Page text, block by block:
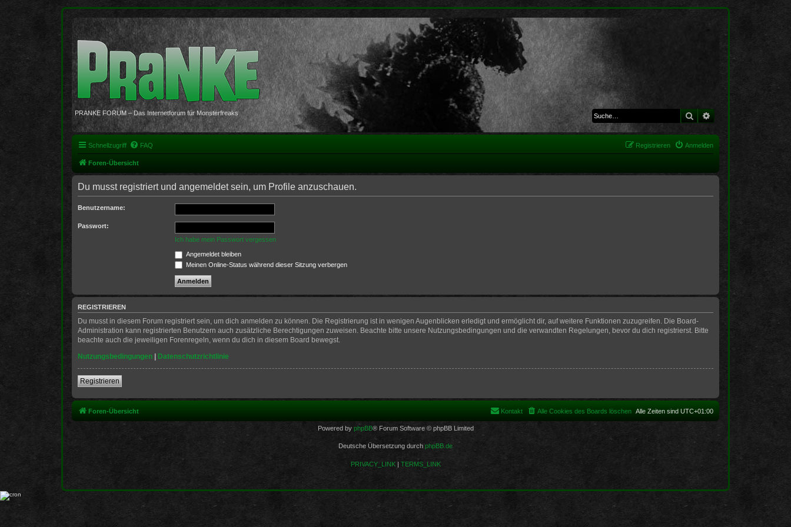
PRANKE FORUM – Das Internetforum für Monsterfreaks Suche Erweiterte Suche
Schnellzugriff FAQ Anmelden
Registrieren
Foren-Übersicht
Du musst registriert und angemeldet sein, um Profile anzuschauen.
Benutzername:
Passwort:
Ich habe mein Passwort vergessen
Angemeldet bleiben
Meinen Online-Status während dieser Sitzung verbergen
REGISTRIEREN
Du musst in diesem Forum registriert sein, um dich anmelden zu können. Die Registrierung ist in wenigen Augenblicken erledigt und ermöglicht dir, auf weitere Funktionen zuzugreifen. Die Board-
Administration kann registrierten Benutzern auch zusätzliche Berechtigungen zuweisen. Beachte bitte unsere Nutzungsbedingungen und die verwandten Regelungen, bevor du dich registrierst. Bitte
beachte auch die jeweiligen Forenregeln, wenn du dich in diesem Board bewegst.
Nutzungsbedingungen | Datenschutzrichtlinie
Registrieren
Foren-Übersicht Alle Zeiten sind UTC+01:00
Alle Cookies des Boards löschen
Kontakt
Powered by phpBB® Forum Software © phpBB Limited
Deutsche Übersetzung durch phpBB.de
PRIVACY_LINK| TERMS_LINK